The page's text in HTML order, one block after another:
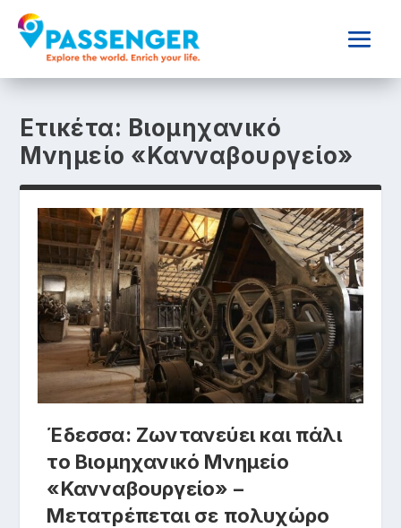
Ετικέτα: Βιομηχανικό
Μνημείο «Κανναβουργείο»
Έδεσσα: Ζωντανεύει και πάλι
το Βιομηχανικό Μνημείο
«Κανναβουργείο» –
Μετατρέπεται σε πολυχώρο